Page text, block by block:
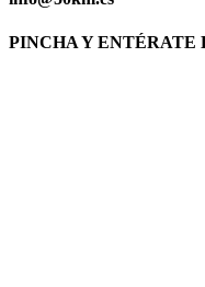
PINCHA Y ENTÉRATE